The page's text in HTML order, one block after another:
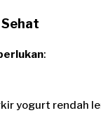
:
yogurt rendah